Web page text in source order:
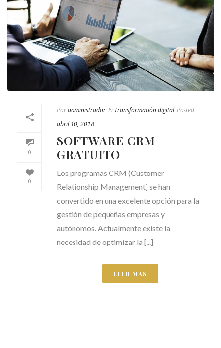
0
0
Poradministrador In Transformación digital Posted
abril 10, 2018
SOFTWARE CRM
GRATUITO
Los programas CRM (Customer
Relationship Management) se han
convertido en una excelente opción para la
gestión de pequeñas empresas y
autónomos. Actualmente existe la
necesidad de optimizar la [...]
LEER MAS